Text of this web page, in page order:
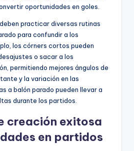
oportunidades en goles.
practicar diversas rutinas
para confundir a los
los córners cortos pueden
o sacar a los
permitiendo mejores ángulos de
y la variación en las
a balón parado pueden llevar a
durante los partidos.
creación exitosa
en partidos